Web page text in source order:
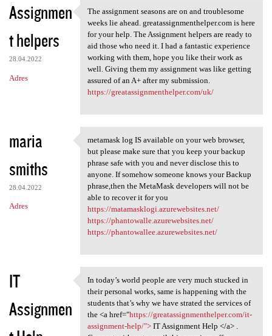
Assignmen
t helpers
28.04.2022
Adres
The assignment seasons are on
The assignment seasons are on and troublesome
weeks lie ahead. greatassignmenthelper.com is here
for your help. The Assignment helpers are ready to
aid those who need it. I had a fantastic experience
working with them, hope you like their work as
well. Giving them my assignment was like getting
assured of an A+ after my submission.
https://greatassignmenthelper.com/uk/
maria
smiths
28.04.2022
Adres
metamask log IS available on
metamask log IS available on your web browser,
but please make sure that you keep your backup
phrase safe with you and never disclose this to
anyone. If somehow someone knows your Backup
phrase,then the MetaMask developers will not be
able to recover it for you
https://matamasklogi.azurewebsites.net/
https://phantowalle.azurewebsites.net/
https://phantowallee.azurewebsites.net/
IT
Assignmen
In today’s world people are
In today’s world people are very much stucked in
their personal works, same is happening with the
students that’s why we have strated the services of
the <a href="https://greatassignmenthelper.com/it-
assignment-help/">IT Assignment Help </a> .